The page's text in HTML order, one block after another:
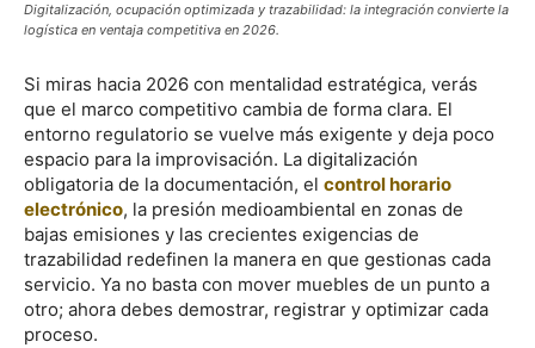
Digitalización, ocupación optimizada y trazabilidad: la integración convierte la
logística en ventaja competitiva en 2026.
Si miras hacia 2026 con mentalidad estratégica, verás
que el marco competitivo cambia de forma clara. El
entorno regulatorio se vuelve más exigente y deja poco
espacio para la improvisación. La digitalización
obligatoria de la documentación, el control horario
electrónico, la presión medioambiental en zonas de
bajas emisiones y las crecientes exigencias de
trazabilidad redefinen la manera en que gestionas cada
servicio. Ya no basta con mover muebles de un punto a
otro; ahora debes demostrar, registrar y optimizar cada
proceso.